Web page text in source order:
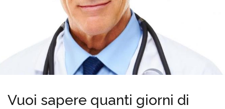
Vuoi sapere quanti giorni di